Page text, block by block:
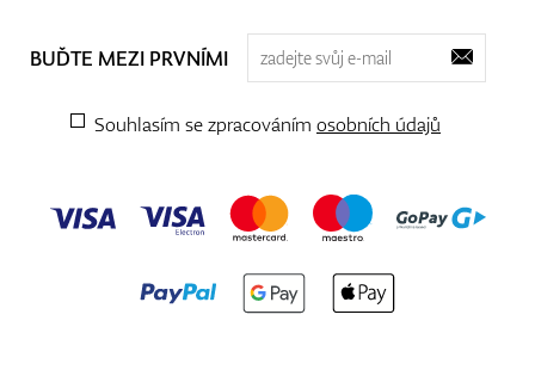
BUĎTE MEZI PRVNÍMI
Souhlasím se zpracováním osobních údajů